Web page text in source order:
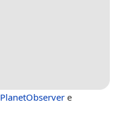
PlanetObserver e